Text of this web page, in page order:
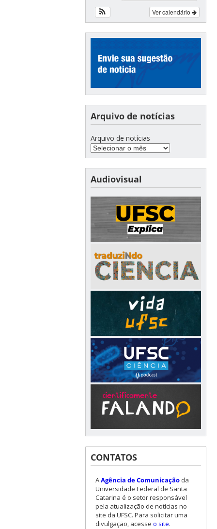
Ver calendário
Arquivo de notícias
Arquivo de notícias
Audiovisual
CONTATOS
AAgência de Comunicaçãoda
Universidade Federal de Santa
Catarina é o setor responsável
pela atualização de notícias no
site da UFSC. Para solicitar uma
divulgação, acesse o site.